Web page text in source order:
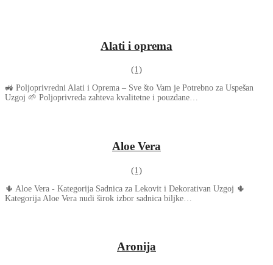
Alati i oprema
(1)
🚜 Poljoprivredni Alati i Oprema – Sve što Vam je Potrebno za Uspešan
Uzgoj 🌱 Poljoprivreda zahteva kvalitetne i pouzdane…
Aloe Vera
(1)
🌵 Aloe Vera - Kategorija Sadnica za Lekovit i Dekorativan Uzgoj 🌵
Kategorija Aloe Vera nudi širok izbor sadnica biljke…
Aronija